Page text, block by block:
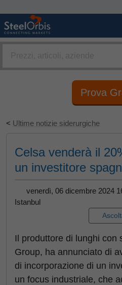
Prova
< Ultime notizie siderurgiche
Celsa venderà il
un investitore
venerdì, 06 dicembre 2024
Istanbul
Il produttore di lunghi con
Group, ha annunciato di
di incorporazione di un
un focus industriale, che